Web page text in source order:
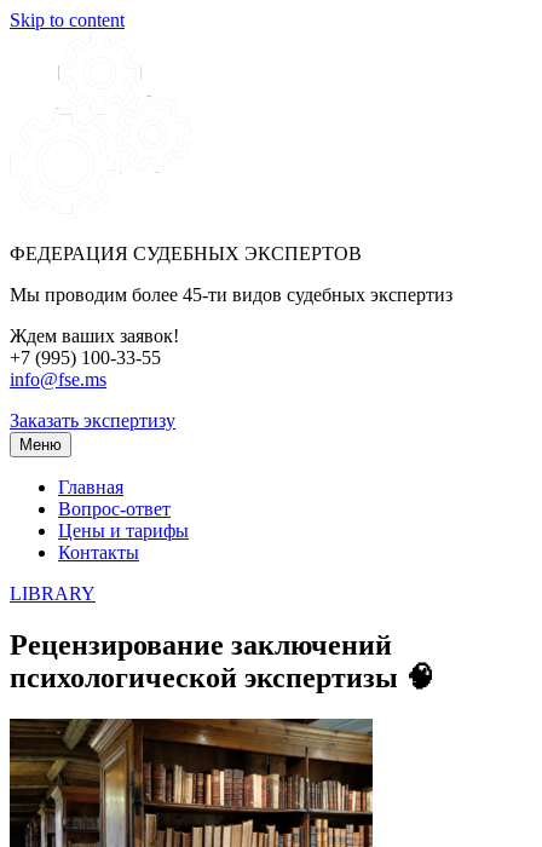
Skip to content
ФЕДЕРАЦИЯ СУДЕБНЫХ ЭКСПЕРТОВ
Мы проводим более 45-ти видов судебных экспертиз
Ждем ваших заявок!
+7 (995) 100-33-55
info@fse.ms
Заказать экспертизу
Меню
Главная
Вопрос-ответ
Цены и тарифы
Контакты
LIBRARY
Рецензирование заключений
психологической экспертизы 🧠